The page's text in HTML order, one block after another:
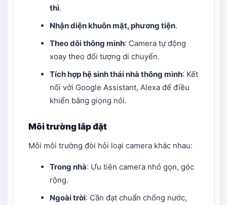
thì.
Nhận diện khuôn mặt, phương tiện.
Theo dõi thông minh: Camera tự động
xoay theo đối tượng di chuyển.
Tích hợp hệ sinh thái nhà thông minh: Kết
nối với Google Assistant, Alexa để điều
khiển bằng giọng nói.
Môi trường lắp đặt
Mỗi môi trường đòi hỏi loại camera khác nhau:
Trong nhà: Ưu tiên camera nhỏ gọn, góc
rộng.
Ngoài trời: Cần đạt chuẩn chống nước,